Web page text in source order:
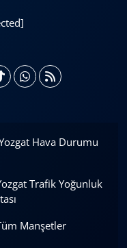
Hava Durumu
Trafik Yoğunluk
Manşetler